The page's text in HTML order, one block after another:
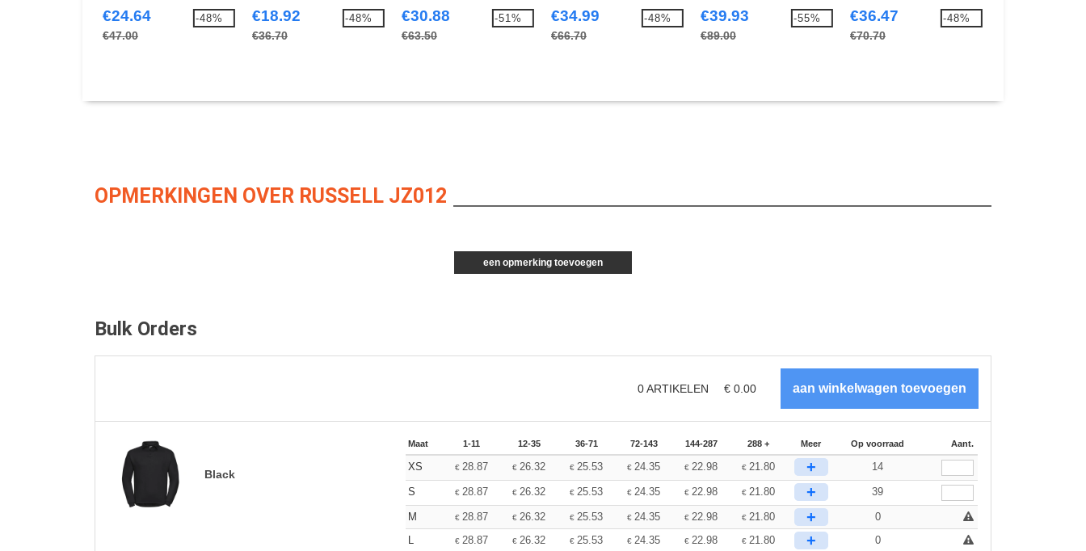
€24.64
€47.00
-48% €18.92
€36.70
-48% €30.88
€63.50
-51% €34.99
€66.70
-48% €39.93
€89.00
-55% €36.47
€70.70
-48%
OPMERKINGEN OVER RUSSELL JZ012
een opmerking toevoegen
Bulk Orders
0ARTIKELEN € 0.00
Black
Maat 1-11 12-35 36-71 72-143 144-287 288 + Meer Op voorraad Aant.
XS €28.87 €26.32 €25.53 €24.35 €22.98 €21.80 + 14
S €28.87 €26.32 €25.53 €24.35 €22.98 €21.80 + 39
M €28.87 €26.32 €25.53 €24.35 €22.98 €21.80 +
0
L
€28.87 €26.32 €25.53 €24.35 €22.98 €21.80 +
0